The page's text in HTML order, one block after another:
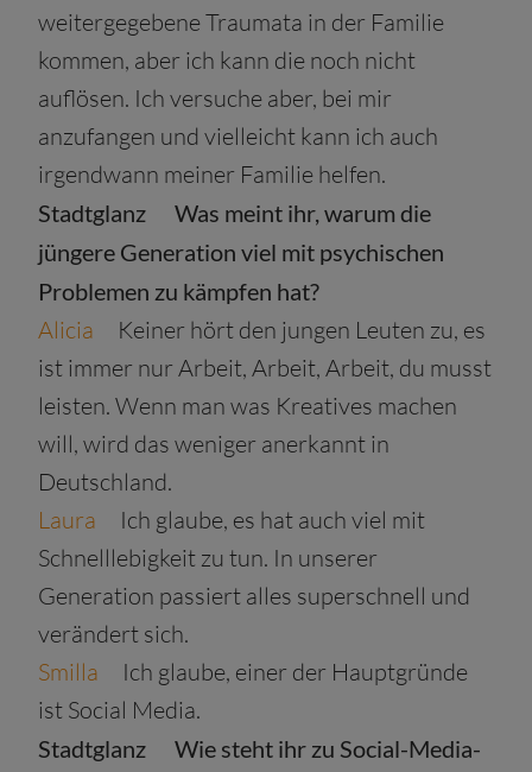
weitergegebene Traumata in der Familie
kommen, aber ich kann die noch nicht
auflösen. Ich versuche aber, bei mir
anzufangen und vielleicht kann ich auch
irgendwann meiner Familie helfen.
Stadtglanz
Was meint ihr, warum die
jüngere Generation viel mit psychischen
Problemen zu kämpfen hat?
Alicia Keiner hört den jungen Leuten zu, es
ist immer nur Arbeit, Arbeit, Arbeit, du musst
leisten. Wenn man was Kreatives machen
will, wird das weniger anerkannt in
Deutschland.
Laura Ich glaube, es hat auch viel mit
Schnelllebigkeit zu tun. In unserer
Generation passiert alles superschnell und
verändert sich.
Smilla Ich glaube, einer der Hauptgründe
ist Social Media.
Stadtglanz
Wie steht ihr zu Social-Media-